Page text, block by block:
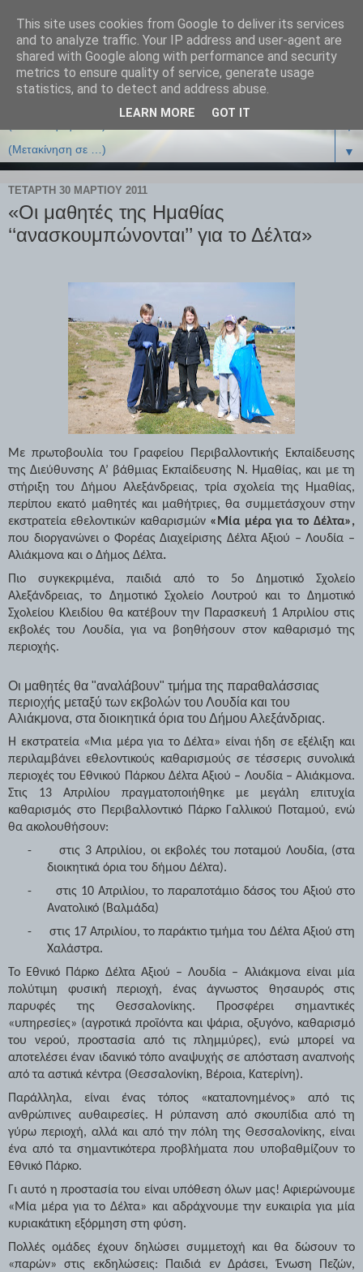
▼
▼
ΤΕΤΆΡΤΗ 30 ΜΑΡΤΊΟΥ 2011
«Οι μαθητές της Ημαθίας
‘‘ανασκουμπώνονται’’ για το Δέλτα»
Με πρωτοβουλία του Γραφείου Περιβαλλοντικής Εκπαίδευσης
της Διεύθυνσης Α’ βάθμιας Εκπαίδευσης Ν. Ημαθίας, και με τη
στήριξη του Δήμου Αλεξάνδρειας, τρία σχολεία της Ημαθίας,
περίπου εκατό μαθητές και μαθήτριες, θα συμμετάσχουν στην
εκστρατεία εθελοντικών καθαρισμών «Μία μέρα για το Δέλτα»,
που διοργανώνει ο Φορέας Διαχείρισης Δέλτα Αξιού – Λουδία –
Αλιάκμονα και ο Δήμος Δέλτα.
Πιο συγκεκριμένα, παιδιά από το 5ο Δημοτικό Σχολείο
Αλεξάνδρειας, το Δημοτικό Σχολείο Λουτρού και το Δημοτικό
Σχολείου Κλειδίου θα κατέβουν την Παρασκευή 1 Απριλίου στις
εκβολές του Λουδία, για να βοηθήσουν στον καθαρισμό της
περιοχής.
Οι μαθητές θα "αναλάβουν" τμήμα της παραθαλάσσιας
περιοχής μεταξύ των εκβολών του Λουδία και του
Αλιάκμονα, στα διοικητικά όρια του Δήμου Αλεξάνδριας.
Η εκστρατεία «Μια μέρα για το Δέλτα» είναι ήδη σε εξέλιξη και
περιλαμβάνει εθελοντικούς καθαρισμούς σε τέσσερις συνολικά
περιοχές του Εθνικού Πάρκου Δέλτα Αξιού – Λουδία – Αλιάκμονα.
Στις 13 Απριλίου πραγματοποιήθηκε με μεγάλη επιτυχία
καθαρισμός στο Περιβαλλοντικό Πάρκο Γαλλικού Ποταμού, ενώ
θα ακολουθήσουν:
-
στις 3 Απριλίου, οι εκβολές του ποταμού Λουδία, (στα
διοικητικά όρια του δήμου Δέλτα).
-
στις 10 Απριλίου, το παραποτάμιο δάσος του Αξιού στο
Ανατολικό (Βαλμάδα)
-
στις 17 Απριλίου, το παράκτιο τμήμα του Δέλτα Αξιού στη
Χαλάστρα.
Το Εθνικό Πάρκο Δέλτα Αξιού – Λουδία – Αλιάκμονα είναι μία
πολύτιμη φυσική περιοχή, ένας άγνωστος θησαυρός στις
παρυφές της Θεσσαλονίκης.
Προσφέρει σημαντικές
«υπηρεσίες» (αγροτικά προϊόντα και ψάρια, οξυγόνο, καθαρισμό
του νερού, προστασία από τις πλημμύρες), ενώ μπορεί να
αποτελέσει έναν ιδανικό τόπο αναψυχής σε απόσταση αναπνοής
από τα αστικά κέντρα (Θεσσαλονίκη, Βέροια, Κατερίνη).
Παράλληλα, είναι ένας τόπος «καταπονημένος» από τις
ανθρώπινες αυθαιρεσίες. Η ρύπανση από σκουπίδια από τη
γύρω περιοχή, αλλά και από την πόλη της Θεσσαλονίκης, είναι
ένα από τα σημαντικότερα προβλήματα που υποβαθμίζουν το
Εθνικό Πάρκο.
Γι αυτό η προστασία του είναι υπόθεση όλων μας! Αφιερώνουμε
«Μία μέρα για το Δέλτα» και αδράχνουμε την ευκαιρία για μία
κυριακάτικη εξόρμηση στη φύση.
Πολλές ομάδες έχουν δηλώσει συμμετοχή και θα δώσουν το
«παρών» στις εκδηλώσεις: Παιδιά εν Δράσει, Ένωση Πεζών,
This site uses cookies from Google to deliver its services
and to analyze traffic. Your IP address and user-agent are
shared with Google along with performance and security
metrics to ensure quality of service, generate usage
statistics, and to detect and address abuse.
LEARN MORE GOT IT